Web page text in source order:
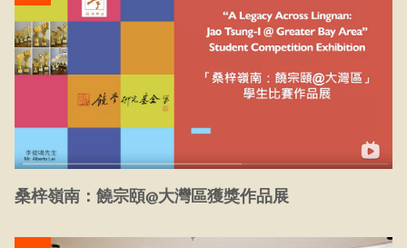
桑梓嶺南：饒宗頤@大灣區獲獎作品展